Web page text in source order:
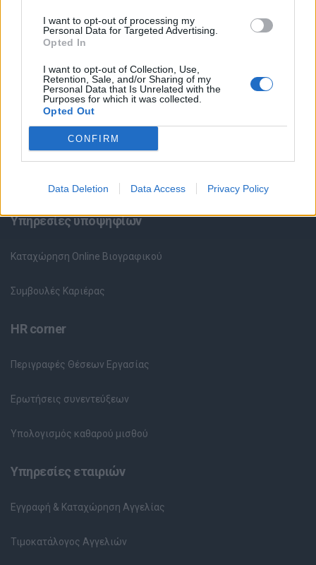
I want to opt-out of processing my
Personal Data for Targeted Advertising.
Opted In
I want to opt-out of Collection, Use,
Retention, Sale, and/or Sharing of my
Personal Data that Is Unrelated with the
Purposes for which it was collected.
Opted Out
CONFIRM
Data Deletion Data Access Privacy Policy
Θέσεις εργασίας
Όλες οι Θέσεις Εργασίας
Θέσεις Εργασίας ανά Ειδικότητα
Θέσεις Εργασίας ανά Εταιρεία
Κέντρο Βοήθειας
Υπηρεσίες υποψηφίων
Καταχώρηση Online Βιογραφικού
Συμβουλές Καριέρας
HR corner
Περιγραφές Θέσεων Εργασίας
Ερωτήσεις συνεντεύξεων
Υπολογισμός καθαρού μισθού
Υπηρεσίες εταιριών
Εγγραφή & Καταχώρηση Αγγελίας
Τιμοκατάλογος Αγγελιών